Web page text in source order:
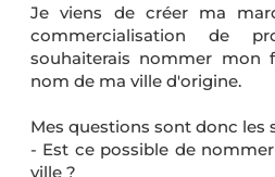
Je viens de créer ma
commercialisation de
souhaiterais nommer mon
nom de ma ville d'origine.
Mes questions sont donc les
- Est ce possible de
ville ?